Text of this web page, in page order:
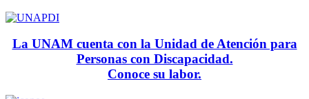
La UNAM cuenta con la Unidad de Atención para
Personas con Discapacidad.
Conoce su labor.